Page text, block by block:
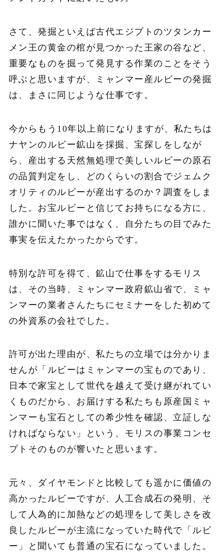
さて、発掘といえば古代エジプトのツタンカー
メン王の黄金の棺が見つかった王家の谷など、
重要なものを掘って発見する作業のことをそう
呼ぶと思いますが、ミャンマー産ルビーの発掘
は、まさに同じような仕事です。
今からもう10年以上前になりますが、私たちは
ナヤンのルビー鉱山を採掘、宝探しをしなが
ら、産出する天然無処理で美しいルビーの原石
の品質判定をし、どのくらいの割合でジェムク
オリティのルビーが産出するのか？調査をしま
した。お宝ルビーと信じてお持ちになる方に、
誰かに聞いた事ではなく、自分たちの目でみた
事実を伝えたかったからです。
特別な許可を得て、鉱山で仕事をするモリス
は、その当時、ミャンマー政府鉱山省で、ミャ
ンマーの業者さんたちにセミナーをした初めて
の外資系の会社でした。
許可が出た理由が、私たちの立場では分かりま
せんが「ルビーはミャンマーの宝ものであり、
日本で家宝として世代を越えて受け継がれてい
くものだから、お届けする私たちも原産国ミャ
ンマーも宝石としての希少性を確認、立証しな
ければならない」という、モリスの事業コンセ
プトそのものが響いたと思います。
元々、ダイヤモンドと比較しても遥かに価値の
高かったルビーですが、人工合成石の発明、そ
して人為的に加熱などの処理をして美しさを改
良したルビーが主流になっていた時代で「ルビ
ー」と聞いても普通の宝石になっていました。